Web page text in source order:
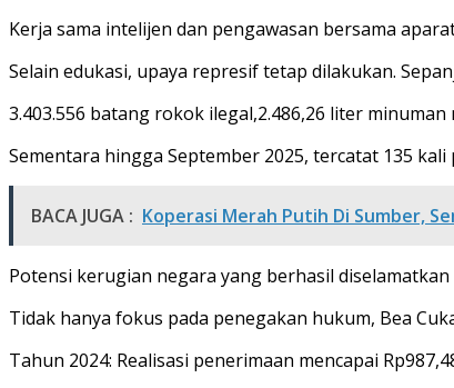
Kerja sama intelijen dan pengawasan bersama
Selain edukasi, upaya represif tetap dilakukan.
3.403.556 batang rokok ilegal,2.486,26 liter
Sementara hingga September 2025, tercatat 135
BACA JUGA : Koperasi Merah Putih Di Sumber,
Potensi kerugian negara yang berhasil diselamatkan
Tidak hanya fokus pada penegakan hukum, Bea
Tahun 2024: Realisasi penerimaan mencapai